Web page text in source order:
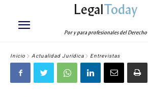
LegalToday
Por y para profesionales del Derecho
Inicio Actualidad Jurídica Entrevistas